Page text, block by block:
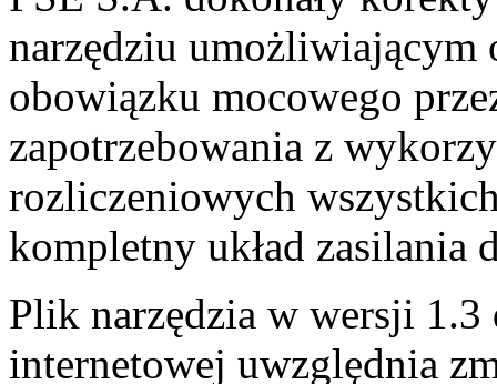
narzędziu
obowiązku mocowego
zapotrzebowania z
rozliczeniowych
kompletny układ
Plik narzędzia w wersji 1.3
internetowej uwzględnia